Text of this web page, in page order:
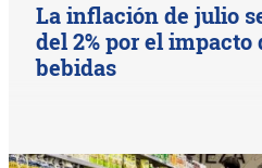
La inflación de julio
del 2% por el
bebidas